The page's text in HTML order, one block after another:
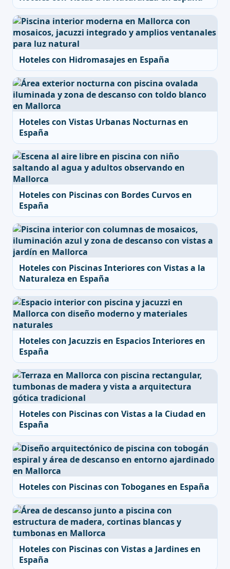
Hoteles con Hidromasajes en España
Hoteles con Vistas Urbanas Nocturnas en
España
Hoteles con Piscinas con Bordes Curvos en
España
Hoteles con Piscinas Interiores con Vistas a la
Naturaleza en España
Hoteles con Jacuzzis en Espacios Interiores en
España
Hoteles con Piscinas con Vistas a la Ciudad en
España
Hoteles con Piscinas con Toboganes en España
Hoteles con Piscinas con Vistas a Jardines en
España